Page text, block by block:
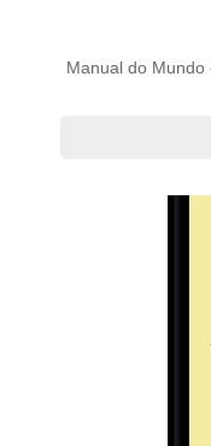
Manual do Mundo